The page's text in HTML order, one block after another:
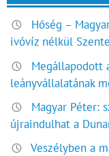
Hőség –
ivóvíz nélkül
Megállapodott
leányvállalatának
Magyar Péter:
újraindulhat a
Veszélyben a